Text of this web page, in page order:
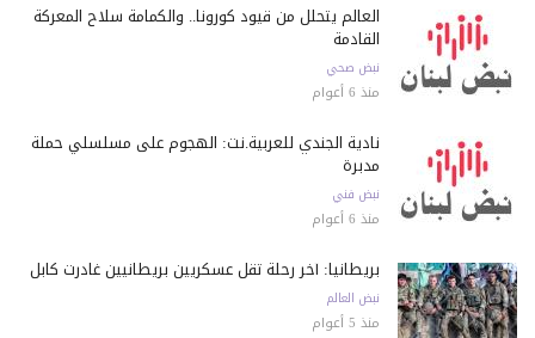
العالم يتحلل من قيود كورونا.. والكمامة سلاح المعركة
القادمة
نبض صحي
منذ 6 أعوام
نادية الجندي للعربية.نت: الهجوم على مسلسلي حملة
مدبرة
نبض فني
منذ 6 أعوام
بريطانيا: آخر رحلة تقل عسكريين بريطانيين غادرت كابل
نبض العالم
منذ 5 أعوام